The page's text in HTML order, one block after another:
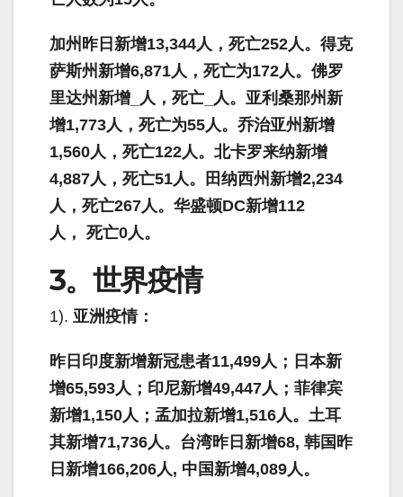
加州昨日新增13,344人，死亡252人。得克
萨斯州新增6,871人，死亡为172人。佛罗
里达州新增
人，死亡
人。亚利桑那州新
增1,773人，死亡为55人。乔治亚州新增
1,560人，死亡122人。北卡罗来纳新增
4,887人，死亡51人。田纳西州新增2,234
人，死亡267人。华盛顿DC新增112
人， 死亡0人。
3。世界疫情
1). 亚洲疫情：
昨日印度新增新冠患者11,499人；日本新
增65,593人；印尼新增49,447人 ；菲律宾
新增1,150人；孟加拉新增1,516人。 土耳
其新增71,736人。台湾昨日新增68, 韩国昨
日新增166,206人, 中国新增4,089人。